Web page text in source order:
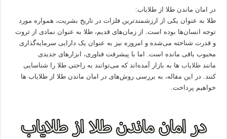
در امان ماندن طلا از طلایاب:
طلا به عنوان یکی از ارزشمندترین فلزات در تاریخ بشریت، همواره مورد
توجه انسان‌ها بوده است. از زمان‌های قدیم، طلا به عنوان نمادی از ثروت
و قدرت شناخته می‌شده و امروزه نیز به عنوان یک دارایی سرمایه‌گذاری
محبوب باقی مانده است. اما با پیشرفت فناوری، ابزارهای جدیدی
مانندطلایاب‌ ها به بازار آمده‌اند که می‌توانند به راحتی طلا را شناسایی
کنند. در این مقاله، به بررسی روش‌های در امان ماندن طلا از طلایاب‌ ها
خواهیم پرداخت.